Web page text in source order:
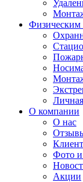
Физическим
О компании
О нас
Фото
Акции